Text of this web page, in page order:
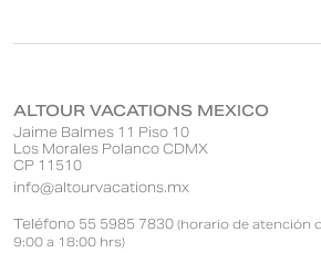
ALTOUR VACATIONS MEXICO
Jaime Balmes 11 Piso 10
Los Morales Polanco CDMX
CP 11510
info@altourvacations.mx
Teléfono 55 5985 7830 (horario de atención
9:00 a 18:00 hrs)